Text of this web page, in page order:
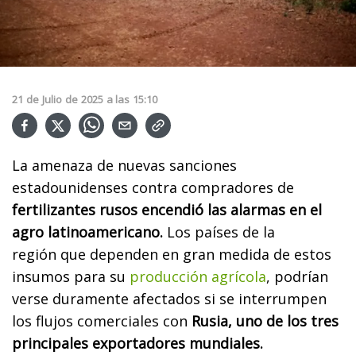
21 de Julio de 2025 a las 15:10
La amenaza de nuevas sanciones
estadounidenses contra compradores de
fertilizantes rusos encendió las alarmas en el
agro latinoamericano. Los países de la
región que dependen en gran medida de estos
insumos para su producción agrícola, podrían
verse duramente afectados si se interrumpen
los flujos comerciales con Rusia, uno de los tres
principales exportadores mundiales.